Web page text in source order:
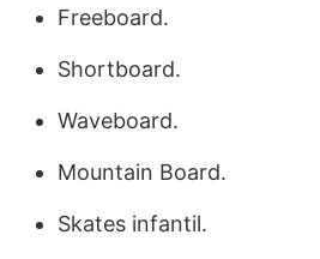
Freeboard.
Shortboard.
Waveboard.
Mountain Board.
Skates infantil.